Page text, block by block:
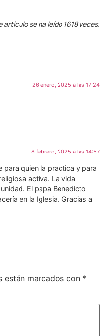
artículo se ha leído 1618 veces.
26 enero, 2025 a las 17:24
8 febrero, 2025 a las 14:57
para quien la practica y para
activa. La vida
El papa Benedicto
en la Iglesia. Gracias a
están marcados con *